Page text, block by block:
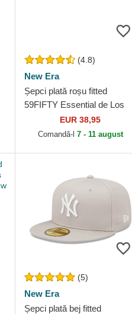
(4.8)
New Era
Șepci plată roșu fitted
59FIFTY Essential de Los
Angeles Dodgers MLB de
New Era
EUR 38,95
Comandă-l 7 - 11 august
(5)
New Era
Șepci plată bej fitted